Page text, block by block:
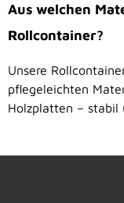
Aus welchen
Rollcontainer?
Unsere
pflegeleichten
Holzplatten – stabil